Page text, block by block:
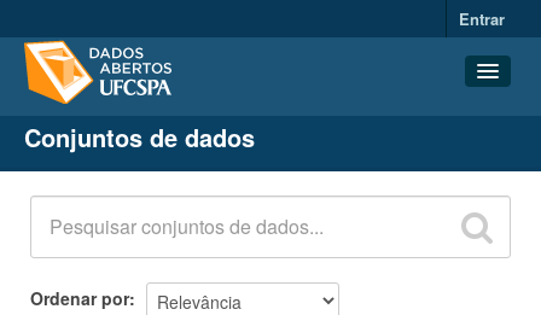
Entrar
Conjuntos de dados
Organizações
Grupos
Sobre
Conjuntos de dados
Ordenar por